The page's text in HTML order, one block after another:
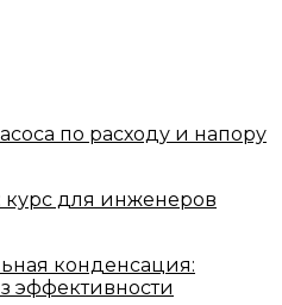
по расходу и напору
курс для инженеров
конденсация:
эффективности